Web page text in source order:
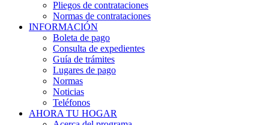
Pliegos de contrataciones
Normas de contrataciones
INFORMACIÓN
Boleta de pago
Consulta de expedientes
Guía de trámites
Lugares de pago
Normas
Noticias
Teléfonos
AHORA TU HOGAR